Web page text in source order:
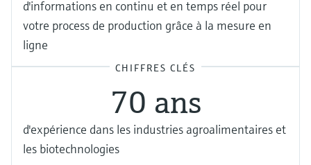
d'informations en continu et en temps réel pour
votre process de production grâce à la mesure en
ligne
CHIFFRES CLÉS
70 ans
d'expérience dans les industries agroalimentaires et
les biotechnologies